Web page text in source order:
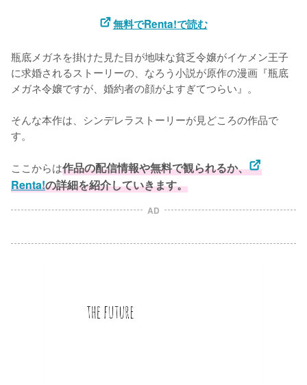
無料でRenta!で読む
瓶底メガネを掛けた見た目が地味な貧乏令嬢がイケメン王子
に求婚されるストーリーの、なろう小説が原作の漫画『瓶底
メガネ令嬢ですが、婚約者の顔がよすぎてつらい』。
そんな本作は、シンデレラストーリーが見どころの作品で
す。
ここからは作品の配信情報や無料で観られるか、
Renta!の詳細を紹介していきます。
AD